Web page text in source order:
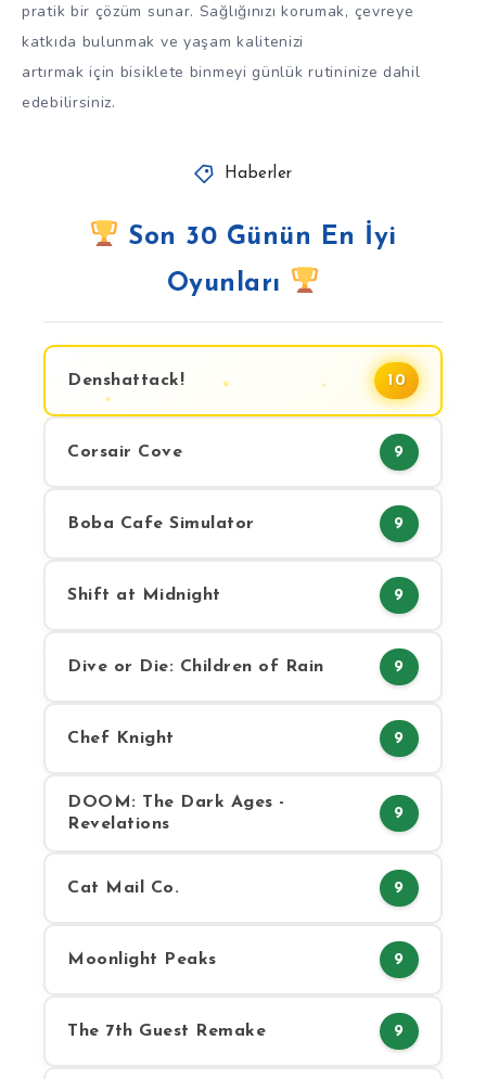
pratik bir çözüm sunar. Sağlığınızı korumak, çevreye
katkıda bulunmak ve yaşam kalitenizi
artırmak için bisiklete binmeyi günlük rutininize dahil
edebilirsiniz.
Haberler
Son 30 Günün En İyi
Oyunları
Denshattack! 10
Corsair Cove 9
Boba Cafe Simulator 9
Shift at Midnight 9
Dive or Die: Children of Rain 9
Chef Knight 9
DOOM: The Dark Ages -
Revelations
9
Cat Mail Co. 9
Moonlight Peaks 9
The 7th Guest Remake 9